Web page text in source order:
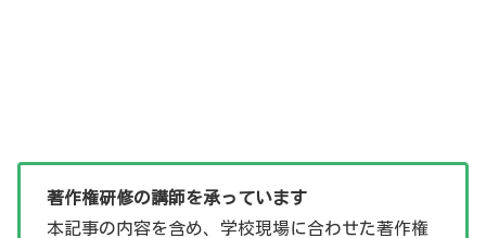
著作権研修の講師を承っています
本記事の内容を含め、学校現場に合わせた著作権